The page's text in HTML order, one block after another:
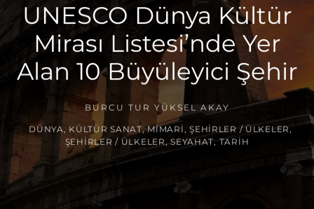
UNESCO Dünya Kültür
Mirası Listesi’nde Yer
Alan 10 Büyüleyici Şehir
BURCU TUR YÜKSEL AKAY
DÜNYA KÜLTÜR SANAT,MIMARI ,ŞEHIRLER / ÜLKELER
ŞEHIRLER / ÜLKELER ,SEYAHAT TARIH